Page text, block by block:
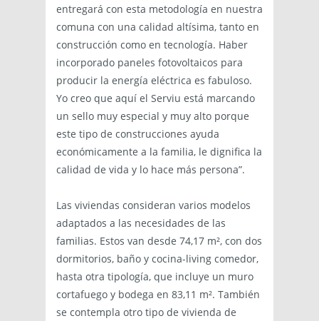
entregará con esta metodología en nuestra
comuna con una calidad altísima, tanto en
construcción como en tecnología. Haber
incorporado paneles fotovoltaicos para
producir la energía eléctrica es fabuloso.
Yo creo que aquí el Serviu está marcando
un sello muy especial y muy alto porque
este tipo de construcciones ayuda
económicamente a la familia, le dignifica la
calidad de vida y lo hace más persona”.
Las viviendas consideran varios modelos
adaptados a las necesidades de las
familias. Estos van desde 74,17 m², con dos
dormitorios, baño y cocina-living comedor,
hasta otra tipología, que incluye un muro
cortafuego y bodega en 83,11 m². También
se contempla otro tipo de vivienda de